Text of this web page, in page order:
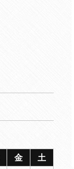
金
土